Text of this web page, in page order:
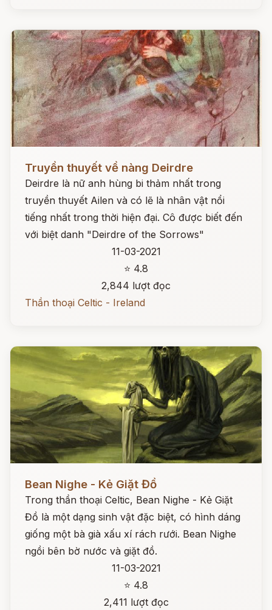
Đọc ngay
Truyền thuyết về nàng Deirdre
Deirdre là nữ anh hùng bi thảm nhất trong
truyền thuyết Ailen và có lẽ là nhân vật nổi
tiếng nhất trong thời hiện đại. Cô được biết đến
với biệt danh "Deirdre of the Sorrows"
11-03-2021
⭐ 4.8
2,844 lượt đọc
Thần thoại Celtic - Ireland
Bean Nighe - Kẻ Giặt Đồ
Trong thần thoại Celtic, Bean Nighe - Kẻ Giặt
Đồ là một dạng sinh vật đặc biệt, có hình dáng
giống một bà già xấu xí rách rưới. Bean Nighe
ngồi bên bờ nước và giặt đồ.
11-03-2021
⭐ 4.8
2,411 lượt đọc